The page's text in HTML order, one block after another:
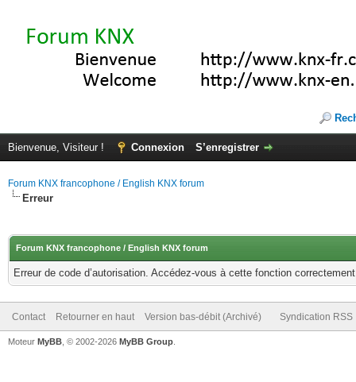
Bienvenue, Visiteur ! Connexion S’enregistrer
Forum KNX francophone / English KNX forum
Erreur
Forum KNX francophone / English KNX forum
Erreur de code d’autorisation. Accédez-vous à cette fonction
Contact Retourner en haut Version bas-débit (Archivé) Syndication RSS
Moteur MyBB , © 2002-2026 MyBB Group